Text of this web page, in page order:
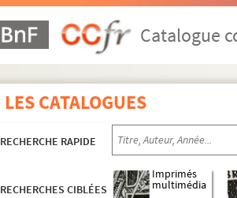
Catalogue
LES CATALOGUES
RECHERCHE RAPIDE
RECHERCHES CIBLÉES
Imprimés
multimédia